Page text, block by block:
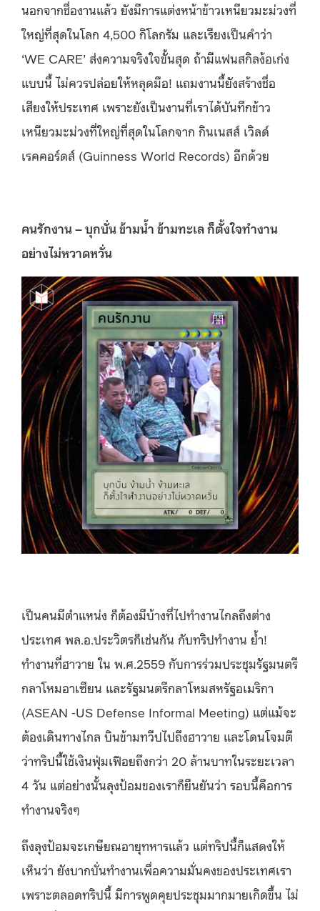
นอกจากชื่องานแล้ว ยังมีการแต่งหน้าข้าวเหนียวมะม่วงที่
ใหญ่ที่สุดในโลก 4,500 กิโลกรัม และเรียงเป็นคำว่า
‘WE CARE’ ส่งความจริงใจขั้นสุด ถ้ามีแฟนสกิลง้อเก่ง
แบบนี้ ไม่ควรปล่อยให้หลุดมือ! แถมงานนี้ยังสร้างชื่อ
เสียงให้ประเทศ เพราะยังเป็นงานที่เราได้บันทึกข้าว
เหนียวมะม่วงที่ใหญ่ที่สุดในโลกจาก กินเนสส์ เวิลด์
เรคคอร์ดส์ (Guinness World Records) อีกด้วย
คนรักงาน –บุกบั่น ข้ามน้ำ ข้ามทะเล ก็ตั้งใจทำงาน
อย่างไม่หวาดหวั่น
เป็นคนมีตำแหน่ง ก็ต้องมีบ้างที่ไปทำงานไกลถึงต่าง
ประเทศ พล.อ.ประวิตรก็เช่นกัน กับทริปทำงาน ย้ำ!
ทำงานที่ฮาวาย ใน พ.ศ.2559 กับการร่วมประชุมรัฐมนตรี
กลาโหมอาเซียน และรัฐมนตรีกลาโหมสหรัฐอเมริกา
(ASEAN -US Defense Informal Meeting) แต่แม้จะ
ต้องเดินทางไกล บินข้ามทวีปไปถึงฮาวาย และโดนโจมตี
ว่าทริปนี้ใช้เงินฟุ่มเฟือยถึงกว่า 20 ล้านบาทในระยะเวลา
4 วัน แต่อย่างนั้นลุงป้อมของเราก็ยืนยันว่า รอบนี้คือการ
ทำงานจริงๆ
ถึงลุงป้อมจะเกษียณอายุทหารแล้ว แต่ทริปนี้ก็แสดงให้
เห็นว่า ยังบากบั่นทำงานเพื่อความมั่นคงของประเทศเรา
เพราะตลอดทริปนี้ มีการพูดคุยประชุมมากมายเกิดขึ้น ไม่